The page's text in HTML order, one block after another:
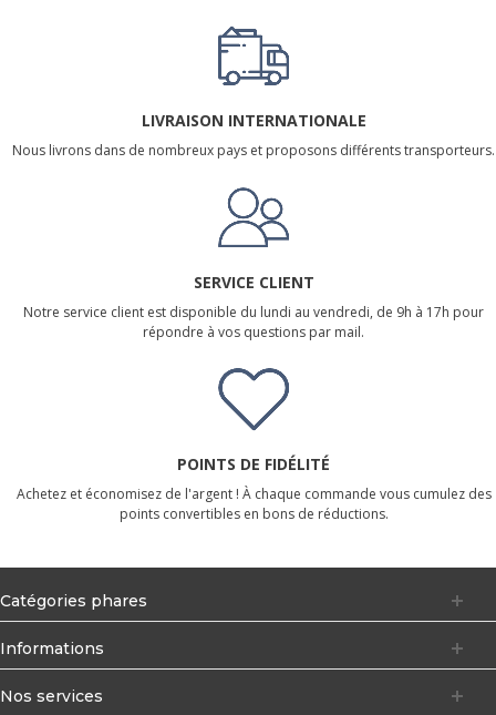
LIVRAISON INTERNATIONALE
Nous livrons dans de nombreux pays et proposons différents transporteurs.
SERVICE CLIENT
Notre service client est disponible du lundi au vendredi, de 9h à 17h pour
répondre à vos questions par mail.
POINTS DE FIDÉLITÉ
Achetez et économisez de l'argent ! À chaque commande vous cumulez des
points convertibles en bons de réductions.
Catégories phares
Informations
Nos services